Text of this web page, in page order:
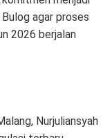
agar proses
2026 berjalan
Nurjuliansyah